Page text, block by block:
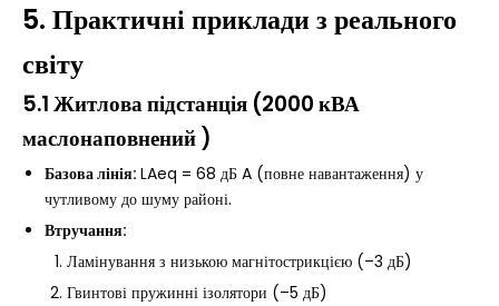
5. Практичні приклади з реального
світу
5.1 Житлова підстанція (2000 кВА
маслонаповнений )
Базова лінія: LAeq = 68 дБ A (повне навантаження) у
чутливому до шуму районі.
Втручання:
Ламінування з низькою магнітострикцією (–3 дБ)
Гвинтові пружинні ізолятори (–5 дБ)